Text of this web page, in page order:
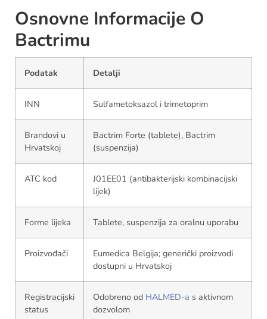
Osnovne Informacije O
Bactrimu
Podatak Detalji
INN Sulfametoksazol i trimetoprim
Brandovi u
Hrvatskoj
Bactrim Forte (tablete), Bactrim
(suspenzija)
ATC kod
J01EE01 (antibakterijski kombinacijski
lijek)
Forme lijeka Tablete, suspenzija za oralnu uporabu
Proizvođači
Eumedica Belgija; generički proizvodi
dostupni u Hrvatskoj
Registracijski
status
Odobreno od HALMED-a s aktivnom
dozvolom